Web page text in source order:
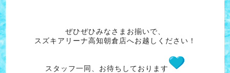
ぜひぜひみなさまお揃いで、
スズキアリーナ高知朝倉店へお越しください！
スタッフ一同、お待ちしております